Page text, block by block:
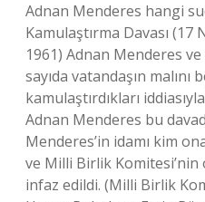
Adnan Menderes hangi
Kamulaştırma Davası (17
1961) Adnan Menderes
sayıda vatandaşın malını
kamulaştırdıkları
Adnan Menderes bu
Menderes’in idamı kim
ve Milli Birlik Komitesi’nin
infaz edildi. (Milli Birlik